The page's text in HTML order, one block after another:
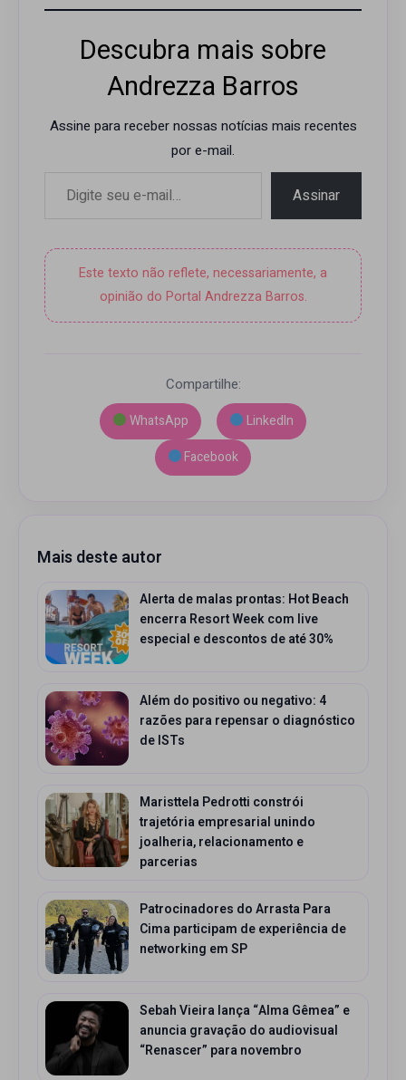
Descubra mais sobre
Andrezza Barros
Assine para receber nossas notícias mais recentes
por e-mail.
Assinar
Este texto não reflete, necessariamente, a
opinião do Portal Andrezza Barros.
Compartilhe:
WhatsApp
LinkedIn
Facebook
Mais deste autor
Alerta de malas prontas: Hot Beach
encerra Resort Week com live
especial e descontos de até 30%
Além do positivo ou negativo: 4
razões para repensar o diagnóstico
de ISTs
Maristtela Pedrotti constrói
trajetória empresarial unindo
joalheria, relacionamento e
parcerias
Patrocinadores do Arrasta Para
Cima participam de experiência de
networking em SP
Sebah Vieira lança “Alma Gêmea” e
anuncia gravação do audiovisual
“Renascer” para novembro